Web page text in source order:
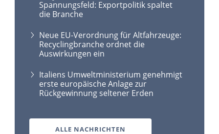
Spannungsfeld: Exportpolitik spaltet
die Branche
Neue EU-Verordnung für Altfahrzeuge:
Recyclingbranche ordnet die
Auswirkungen ein
Italiens Umweltministerium genehmigt
erste europäische Anlage zur
Rückgewinnung seltener Erden
ALLE NACHRICHTEN